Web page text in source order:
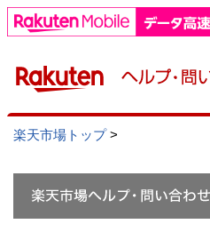
楽天市場トップ>